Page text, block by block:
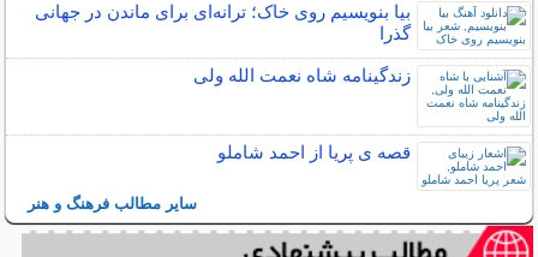
بیا بنویسیم روی خاک؛ ترانه‌ای برای ماندن در جهانی
گذرا
زندگینامه شاه نعمت الله ولی
قصه ی پریا از احمد شاملو
سایر مطالب فرهنگ و هنر